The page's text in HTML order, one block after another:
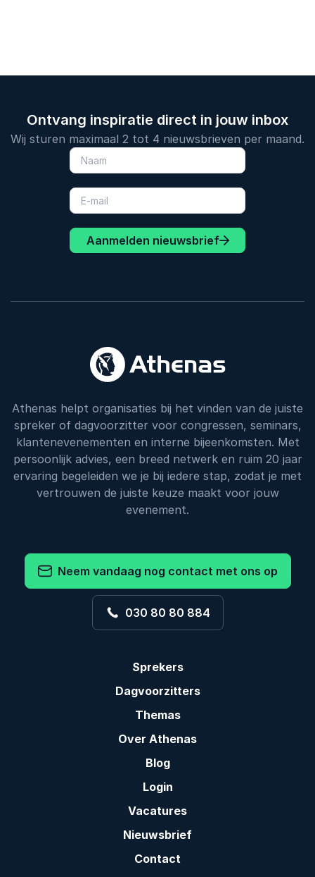
Ontvang inspiratie direct in jouw inbox
Wij sturen maximaal 2 tot 4 nieuwsbrieven per maand.
Aanmelden nieuwsbrief
Athenas helpt organisaties bij het vinden van de juiste
spreker of dagvoorzitter voor congressen, seminars,
klantenevenementen en interne bijeenkomsten. Met
persoonlijk advies, een breed netwerk en ruim 20 jaar
ervaring begeleiden we je bij iedere stap, zodat je met
vertrouwen de juiste keuze maakt voor jouw
evenement.
Neem vandaag nog contact met ons op
030 80 80 884
Sprekers
Dagvoorzitters
Themas
Over Athenas
Blog
Login
Vacatures
Nieuwsbrief
Contact